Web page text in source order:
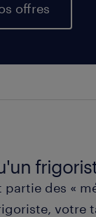
offres
de frigoristes.
que frigoriste.
partie des «
votre